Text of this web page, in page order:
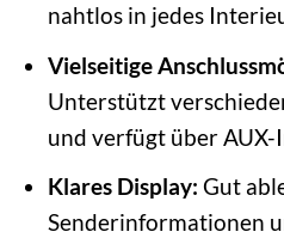
nahtlos in jedes
Vielseitige
Unterstützt
und verfügt über AUX-
Klares Display: Gut
Senderinformationen